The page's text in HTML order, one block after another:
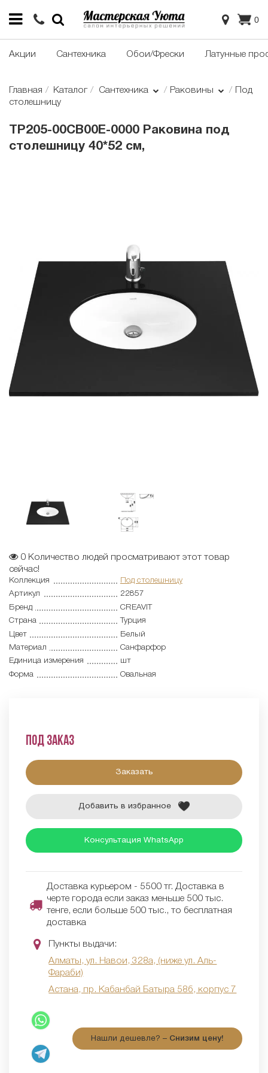
0
Акции Сантехника Обои/Фрески Латунные
Главная Каталог Сантехника Раковины
Под
столешницу
TP205-00CB00E-0000 Раковина под
столешницу 40*52 см,
0 Количество людей просматривают этот товар
сейчас!
Коллекция
Под столешницу
Артикул
22857
Бренд
CREAVIT
Страна
Турция
Цвет
Белый
Материал
Санфарфор
Единица измерения
шт
Форма
Овальная
Под заказ
Заказать
Добавить в избранное
Консультация WhatsApp
Доставка курьером - 5500 тг. Доставка в
черте города если заказ меньше 500 тыс.
тенге, если больше 500 тыс., то бесплатная
доставка
Пункты выдачи:
Алматы, ул. Навои, 328а, (ниже ул. Аль-
Фараби)
Астана, пр. Кабанбай Батыра 58б, корпус 7
Нашли дешевле? – Снизим цену!